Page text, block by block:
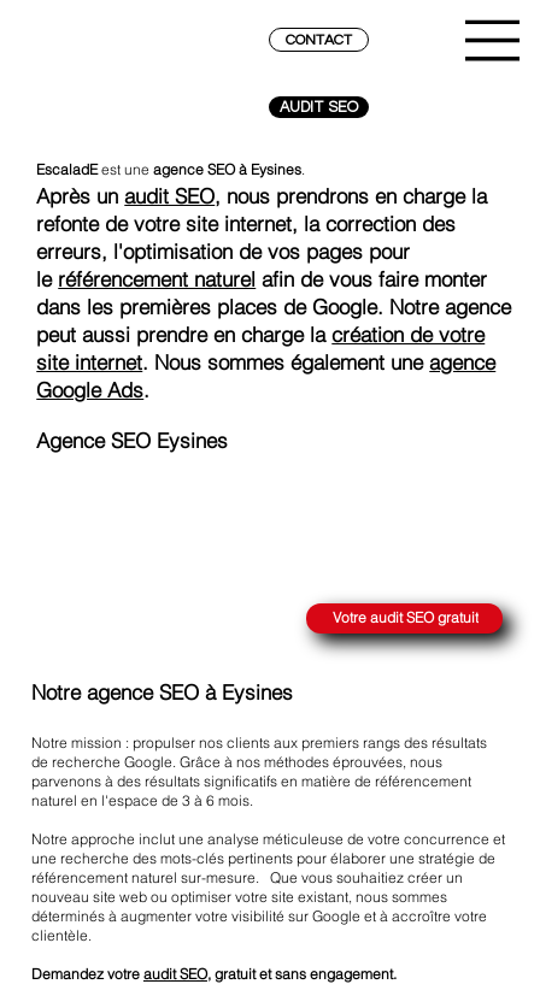
AUDIT SEO
CONTACT
Agence SEO Eysines
Votre audit SEO gratuit
EscaladEest une agence SEO à Eysines.
Après unaudit SEO, nous prendrons en charge la
refonte de votre site internet, la correction des
erreurs, l'optimisation de vos pages pour
le référencement naturel afin de vous faire monter
dans les premières places de Google. Notre agence
peut aussi prendre en charge lacréation de votre
site internet. Nous sommes également uneagence
Google Ads.
Notre agence SEO à Eysines
Notre mission : propulser nos clients aux premiers rangs des résultats
de recherche Google. Grâce à nos méthodes éprouvées, nous
parvenons à des résultats significatifs en matière de référencement
naturel en l'espace de 3 à 6 mois.
Notre approche inclut une analyse méticuleuse de votre concurrence et
une recherche des mots-clés pertinents pour élaborer une stratégie de
référencement naturel sur-mesure. Que vous souhaitiez créer un
nouveau site web ou optimiser votre site existant, nous sommes
déterminés à augmenter votre visibilité sur Google et à accroître votre
clientèle.
Demandez votre audit SEO, gratuit et sans engagement.